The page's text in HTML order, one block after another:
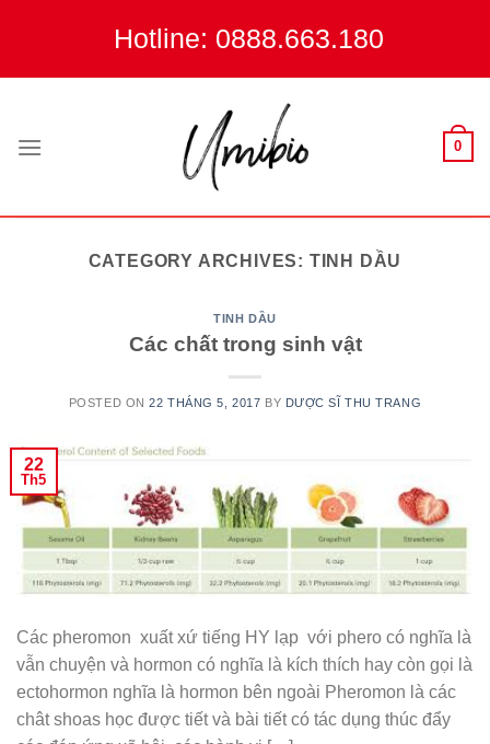
Hotline: 0888.663.180
0
CATEGORY ARCHIVES: TINH DẦU
TINH DẦU
Các chất trong sinh vật
POSTED ON22 THÁNG 5, 2017 BY DƯỢC SĨ THU TRANG
22
Th5
Các pheromon xuất xứ tiếng HY lạp với phero có nghĩa là
vẫn chuyện và hormon có nghĩa là kích thích hay còn gọi là
ectohormon nghĩa là hormon bên ngoài Pheromon là các
chât shoas học được tiết và bài tiết có tác dụng thúc đẩy